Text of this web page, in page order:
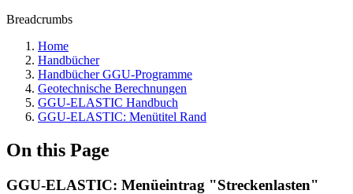
Breadcrumbs
Home
Handbücher
Handbücher GGU-Programme
Geotechnische Berechnungen
GGU-ELASTIC Handbuch
GGU-ELASTIC: Menütitel Rand
On this Page
GGU-ELASTIC: Menüeintrag "Streckenlasten"